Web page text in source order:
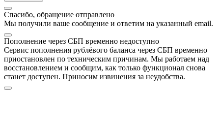
Спасибо, обращение отправлено
Мы получили ваше сообщение и ответим на указанный email.
Пополнение через СБП временно недоступно
Сервис пополнения рублёвого баланса через СБП временно
приостановлен по техническим причинам. Мы работаем над
восстановлением и сообщим, как только функционал снова
станет доступен. Приносим извинения за неудобства.